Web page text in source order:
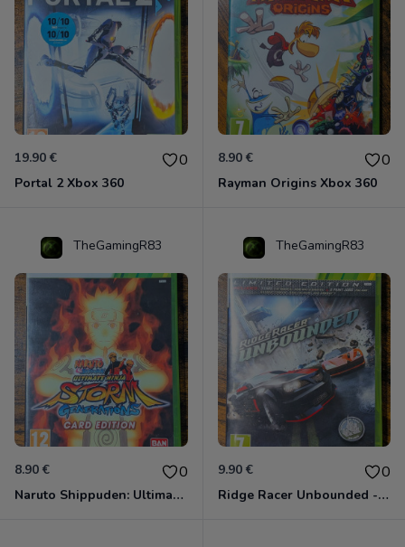
19.90 € 0
Portal 2 Xbox 360
8.90 € 0
Rayman Origins Xbox 360
TheGamingR83
8.90 € 0
Naruto Shippuden: Ultimate Ninja Storm Generations - Card Edition Xbox 360
TheGamingR83
9.90 € 0
Ridge Racer Unbounded - Édition Limitée Xbox 360